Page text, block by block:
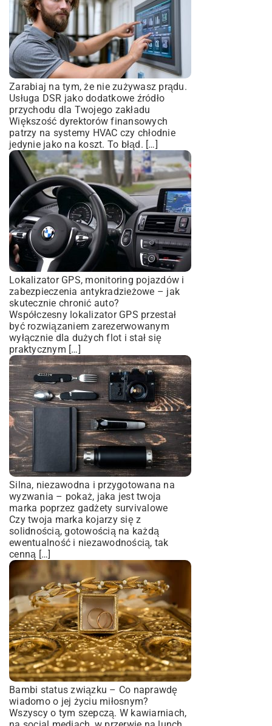
Zarabiaj na tym, że nie zużywasz prądu.
Usługa DSR jako dodatkowe źródło
przychodu dla Twojego zakładu
Większość dyrektorów finansowych
patrzy na systemy HVAC czy chłodnie
jedynie jako na koszt. To błąd. […]
Lokalizator GPS, monitoring pojazdów i
zabezpieczenia antykradzieżowe – jak
skutecznie chronić auto?
Współczesny lokalizator GPS przestał
być rozwiązaniem zarezerwowanym
wyłącznie dla dużych flot i stał się
praktycznym […]
Silna, niezawodna i przygotowana na
wyzwania – pokaż, jaka jest twoja
marka poprzez gadżety survivalowe
Czy twoja marka kojarzy się z
solidnością, gotowością na każdą
ewentualność i niezawodnością, tak
cenną […]
Bambi status związku – Co naprawdę
wiadomo o jej życiu miłosnym?
Wszyscy o tym szepczą. W kawiarniach,